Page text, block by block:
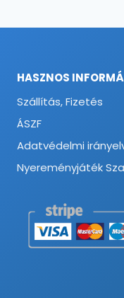
HASZNOS
Szállítás, Fizetés
ÁSZF
Adatvédelmi
Nyereményjáték